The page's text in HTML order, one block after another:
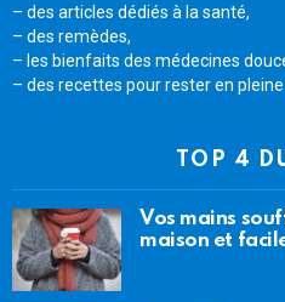
– des articles dédiés à la santé,
– des remèdes,
– les bienfaits des médecines
– des recettes pour rester en
TOP 4
Vos mains
maison et